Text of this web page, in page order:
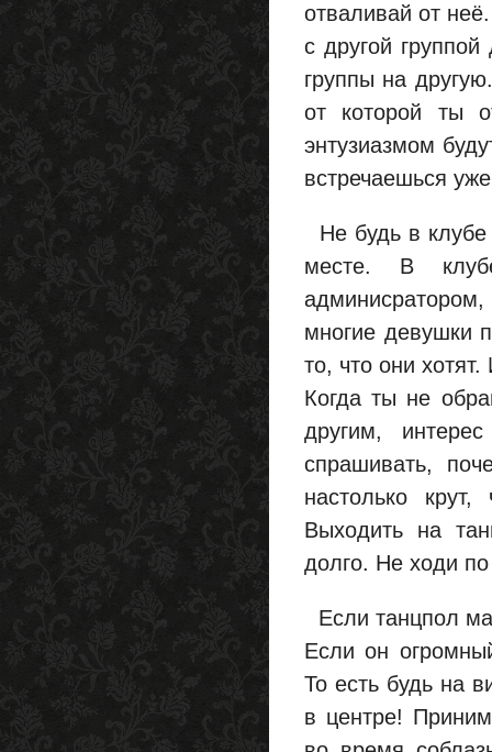
отваливай от
с другой
группы на
от которой ты
энтузиазмом
встречаешься
Не будь в
месте. В
многие девушки
то, что они
Когда ты не
другим,
спрашивать,
настолько
Выходить на
долго. Не ходи
Если танцпол
Если он
То есть будь на
в центре!